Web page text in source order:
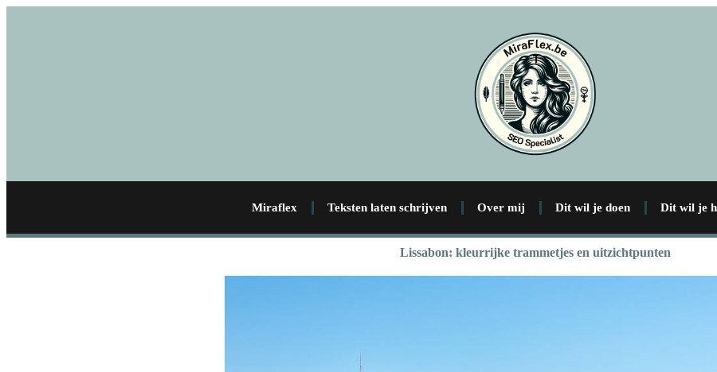
Miraflex Teksten laten schrijven Over mij Dit wil je doen Dit wil je
Lissabon: kleurrijke trammetjes en uitzichtpunten